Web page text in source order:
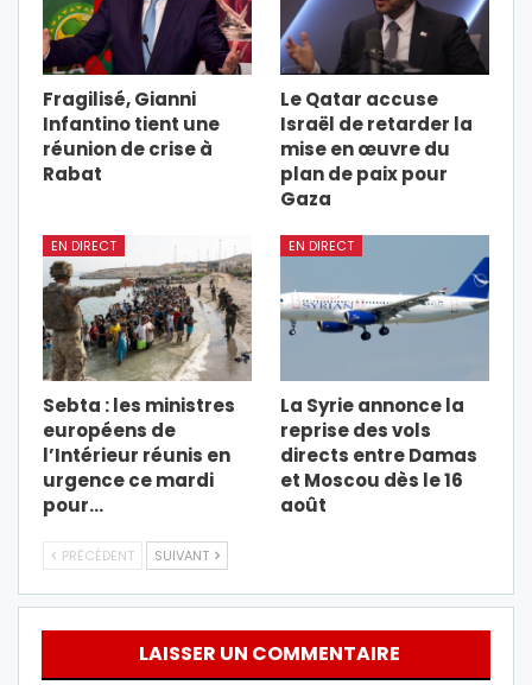
Fragilisé, Gianni
Infantino tient une
réunion de crise à
Rabat
Le Qatar accuse
Israël de retarder la
mise en œuvre du
plan de paix pour
Gaza
EN DIRECT
Sebta : les ministres
européens de
l’Intérieur réunis en
urgence ce mardi
pour…
EN DIRECT
La Syrie annonce la
reprise des vols
directs entre Damas
et Moscou dès le 16
août
PRÉCÉDENT SUIVANT
LAISSER UN COMMENTAIRE